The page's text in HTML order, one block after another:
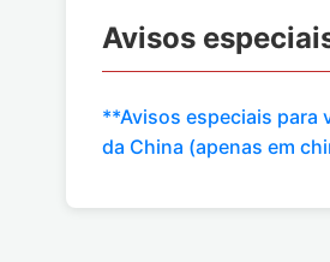
Avisos
**Avisos especiais para
da China (apenas em